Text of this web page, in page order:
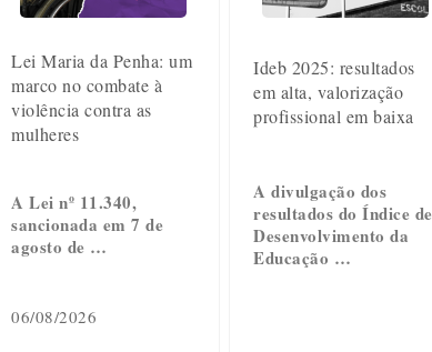
Lei Maria da Penha: um
marco no combate à
violência contra as
mulheres
A Lei nº 11.340,
sancionada em 7 de
agosto de …
06/08/2026
Ideb 2025: resultados
em alta, valorização
profissional em baixa
A divulgação dos
resultados do Índice de
Desenvolvimento da
Educação …